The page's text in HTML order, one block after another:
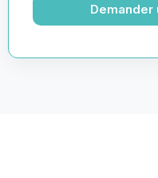
Demander